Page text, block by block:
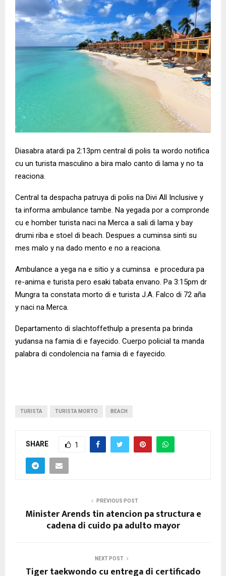
Diasabra atardi pa 2:13pm central di polis ta wordo notifica
cu un turista masculino a bira malo canto di lama y no ta
reaciona.
Central ta despacha patruya di polis na Divi All Inclusive y
ta informa ambulance tambe. Na yegada por a compronde
cu e homber turista naci na Merca a sali di lama y bay
drumi riba e stoel di beach. Despues a cuminsa sinti su
mes malo y na dado mento e no a reaciona.
Ambulance a yega na e sitio y a cuminsa e procedura pa
re-anima e turista pero esaki tabata envano. Pa 3:15pm dr
Mungra ta constata morto di e turista J.A. Falco di 72 aña
y naci na Merca.
Departamento di slachtoffethulp a presenta pa brinda
yudansa na famia di e fayecido. Cuerpo policial ta manda
palabra di condolencia na famia di e fayecido.
TURISTA TURISTA MORTO BEACH
SHARE 1
PREVIOUS POST
Minister Arends tin atencion pa structura e
cadena di cuido pa adulto mayor
NEXT POST
Tiger taekwondo cu entrega di certificado